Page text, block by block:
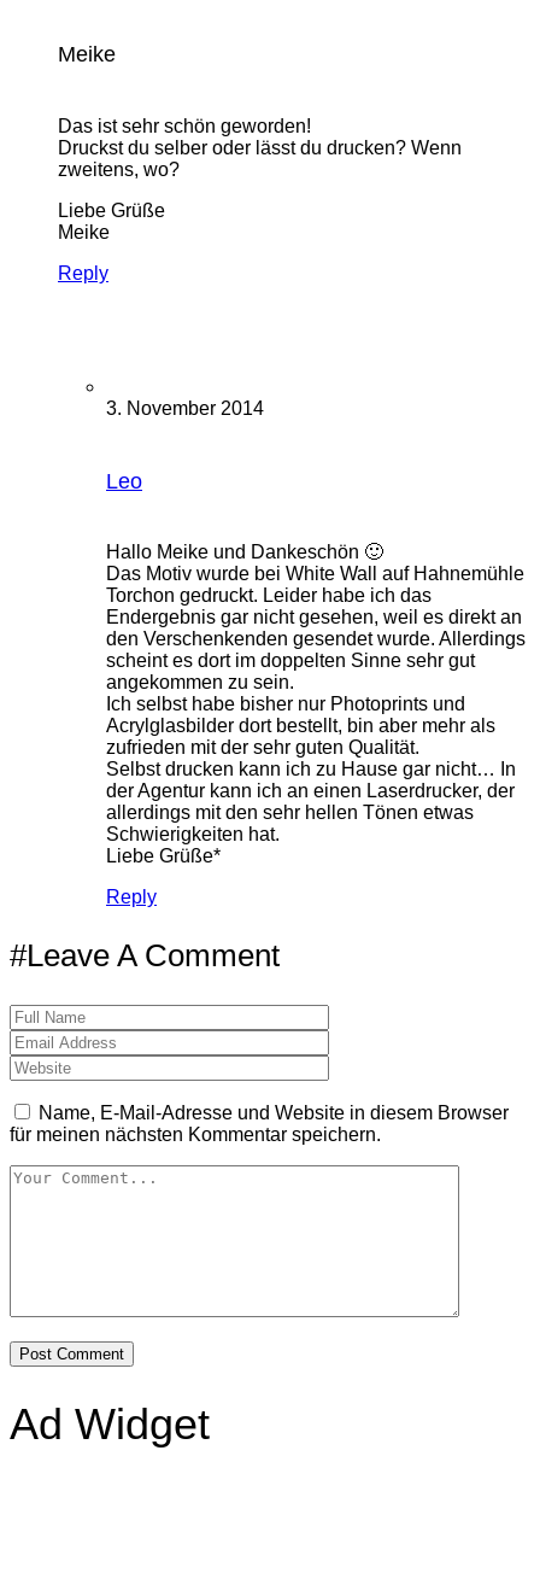
Meike
Das ist sehr schön geworden!
Druckst du selber oder lässt du drucken? Wenn
zweitens, wo?
Liebe Grüße
Meike
Reply
3. November 2014
Leo
Hallo Meike und Dankeschön 🙂
Das Motiv wurde bei White Wall auf Hahnemühle
Torchon gedruckt. Leider habe ich das
Endergebnis gar nicht gesehen, weil es direkt an
den Verschenkenden gesendet wurde. Allerdings
scheint es dort im doppelten Sinne sehr gut
angekommen zu sein.
Ich selbst habe bisher nur Photoprints und
Acrylglasbilder dort bestellt, bin aber mehr als
zufrieden mit der sehr guten Qualität.
Selbst drucken kann ich zu Hause gar nicht… In
der Agentur kann ich an einen Laserdrucker, der
allerdings mit den sehr hellen Tönen etwas
Schwierigkeiten hat.
Liebe Grüße*
Reply
#Leave A Comment
Name, E-Mail-Adresse und Website in diesem Browser
für meinen nächsten Kommentar speichern.
Ad Widget